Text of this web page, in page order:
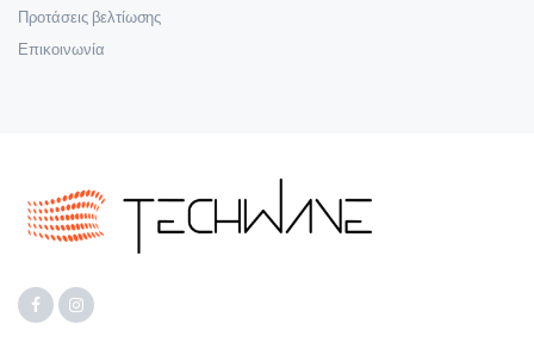
Προτάσεις βελτίωσης
Επικοινωνία